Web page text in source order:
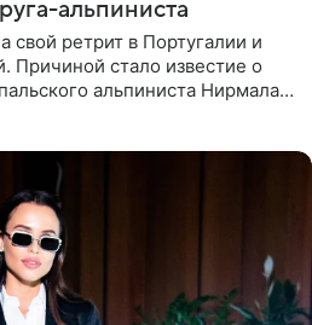
альпиниста
свой ретрит в Португалии и
Причиной стало известие о
альпиниста Нирмала